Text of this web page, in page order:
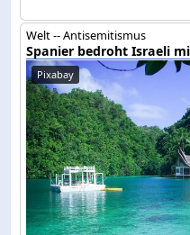
Welt -- Antisemitismus
Spanier bedroht Israeli
Pixabay